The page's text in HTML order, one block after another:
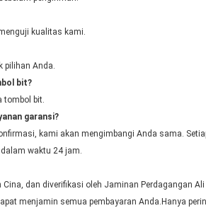
kualitas kami.
pilihan Anda.
bit?
tombol bit.
garansi?
kami akan mengimbangi Anda sama.
waktu 24 jam.
dan diverifikasi oleh Jaminan Perdagangan Ali
menjamin semua pembayaran Anda.Hanya